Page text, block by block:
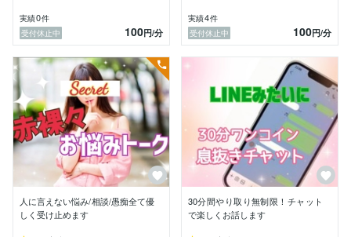
・復縁したい
・マッチングアプリ/婚活がうまくいかない
【プライベートの悩み】
・家族絡みの問題
・ママ友問題
・精神的な問題
・SNSから生じるインターネットトラブル
経験者でもあり数多くの相談に乗ってきた私だからこ
そ。
他の方と比べ、今まで老若男女出身国・地域問わずたく
さんの方と接してきたのでどんな事柄に対してもフラッ
トで客観的にしっかりとお話しをお聞きすることができ
実績0件
受付休止中
100円/分
実績4件
受付休止中
100円/分
人に言えない悩み/相談/愚痴全て優
しく受け止めます
30分間やり取り無制限！チャット
で楽しくお話します